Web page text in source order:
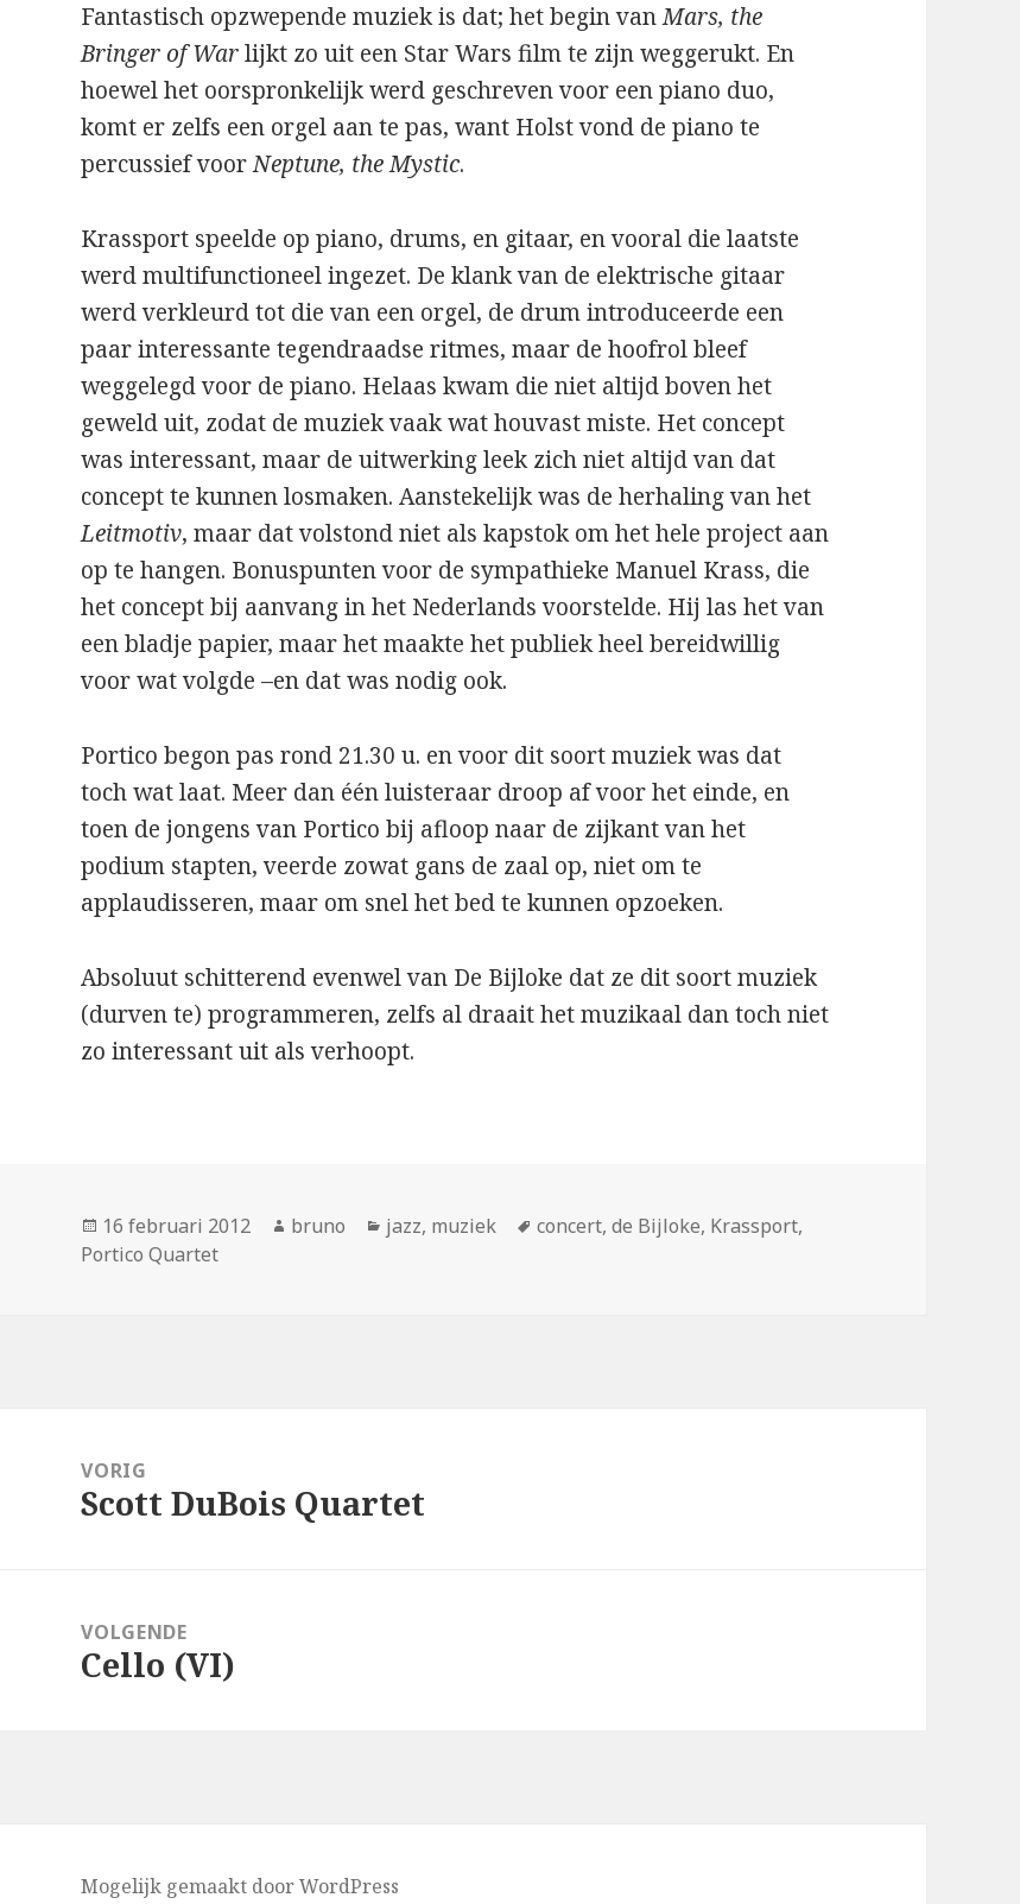
Fantastisch opzwepende muziek is dat; het begin vanMars, the
Bringer of Warlijkt zo uit een Star Wars film te zijn weggerukt. En
hoewel het oorspronkelijk werd geschreven voor een piano duo,
komt er zelfs een orgel aan te pas, want Holst vond de piano te
percussief voorNeptune, the Mystic.
Krassport speelde op piano, drums, en gitaar, en vooral die laatste
werd multifunctioneel ingezet. De klank van de elektrische gitaar
werd verkleurd tot die van een orgel, de drum introduceerde een
paar interessante tegendraadse ritmes, maar de hoofrol bleef
weggelegd voor de piano. Helaas kwam die niet altijd boven het
geweld uit, zodat de muziek vaak wat houvast miste. Het concept
was interessant, maar de uitwerking leek zich niet altijd van dat
concept te kunnen losmaken. Aanstekelijk was de herhaling van het
Leitmotiv, maar dat volstond niet als kapstok om het hele project aan
op te hangen. Bonuspunten voor de sympathieke Manuel Krass, die
het concept bij aanvang in het Nederlands voorstelde. Hij las het van
een bladje papier, maar het maakte het publiek heel bereidwillig
voor wat volgde –en dat was nodig ook.
Portico begon pas rond 21.30 u. en voor dit soort muziek was dat
toch wat laat. Meer dan één luisteraar droop af voor het einde, en
toen de jongens van Portico bij afloop naar de zijkant van het
podium stapten, veerde zowat gans de zaal op, niet om te
applaudisseren, maar om snel het bed te kunnen opzoeken.
Absoluut schitterend evenwel van De Bijloke dat ze dit soort muziek
(durven te) programmeren, zelfs al draait het muzikaal dan toch niet
zo interessant uit als verhoopt.
Geplaatst
op
16 februari 2012 Auteur
bruno Categorieën
jazz, muziek Tags
concert,de Bijloke, Krassport,
Portico Quartet
navigatieVORIG
Vorig
Scott DuBois Quartet
VOLGENDE
Volgend
Cello (VI)
Mogelijk gemaakt door WordPress